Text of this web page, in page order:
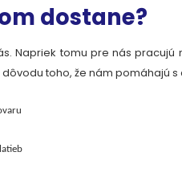
dostane?
Napriek tomu pre nás
toho, že nám pomáhajú